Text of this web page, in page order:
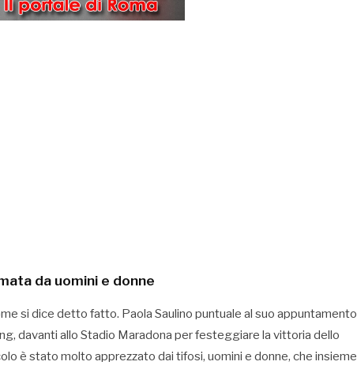
da uomini e donne
si dice detto fatto. Paola Saulino puntuale al suo appuntamento
davanti allo Stadio Maradona per festeggiare la vittoria dello
è stato molto apprezzato dai tifosi, uomini e donne, che insieme